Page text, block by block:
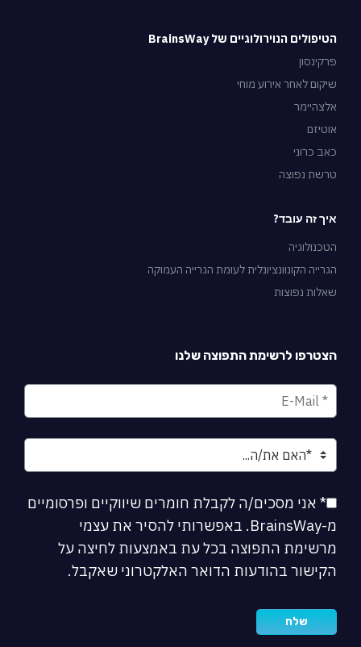
הטיפולים הנוירולוגיים של BrainsWay
פרקינסון
שיקום לאחר אירוע מוחי
אלצהיימר
אוטיזם
כאב כרוני
טרשת נפוצה
איך זה עובד?
הטכנולוגיה
הגרייה הקונוונציונלית לעומת הגרייה העמוקה
שאלות נפוצות
הצטרפו לרשימת התפוצה שלנו
* אני מסכים/ה לקבלת חומרים שיווקיים ופרסומיים
מ-BrainsWay. באפשרותי להסיר את עצמי
מרשימת התפוצה בכל עת באמצעות לחיצה על
הקישור בהודעות הדואר האלקטרוני שאקבל.